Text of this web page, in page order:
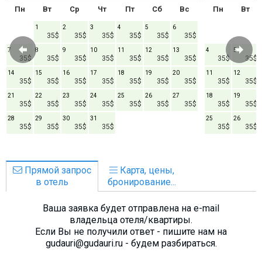
Пн Вт Ср Чт Пт Сб Вс
35$
1
35$
2
35$
3
35$
4
35$
5
35$
6
35$
7
35$
8
35$
9
35$
10
35$
11
35$
12
35$
13
35$
14
35$
15
35$
16
35$
17
35$
18
35$
19
35$
20
35$
21
35$
22
35$
23
35$
24
35$
25
35$
26
35$
27
35$
28
35$
29
35$
30
35$
31
Пн Вт
35$
4
35$
5
35$
11
35$
12
35$
18
35$
19
35$
25
35$
26
Прямой запрос
в отель
Карта, цены,
бронирование...
Ваша заявка будет отправлена на e-mail
владельца отеля/квартиры.
Если Вы не получили ответ - пишите нам на
gudauri@gudauri.ru - будем разбираться.